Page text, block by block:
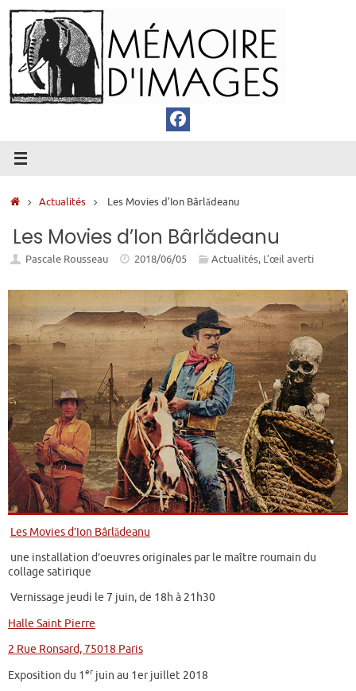
Passer
au
contenu
Accueil
Actualités Les Movies d’Ion Bârlădeanu
Les Movies d’Ion Bârlădeanu
Pascale Rousseau 2018/06/05 Actualités, L’œil averti
Les Movies d’Ion Bârlădeanu
une installation d’oeuvres originales par le maître roumain du
collage satirique
Vernissage jeudi le 7 juin, de 18h à 21h30
Halle Saint Pierre
2 Rue Ronsard, 75018 Paris
Exposition du 1er juin au 1er juillet 2018